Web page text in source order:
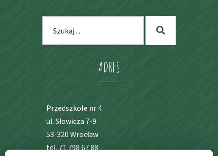
dla:
ADRES
Przedszkole nr 4
ul. Słowicza 7-9
53-320 Wrocław
tel. 71 798 67 88